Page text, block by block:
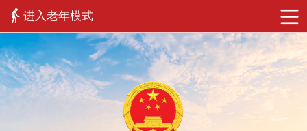
进入老年模式